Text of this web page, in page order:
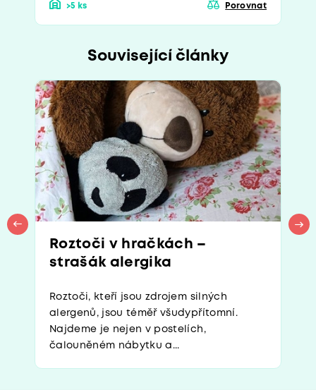
>5 ks Porovnat
Související články
Roztoči v hračkách –
strašák alergika
Roztoči, kteří jsou zdrojem silných
alergenů, jsou téměř všudypřítomní.
Najdeme je nejen v postelích,
čalouněném nábytku a...